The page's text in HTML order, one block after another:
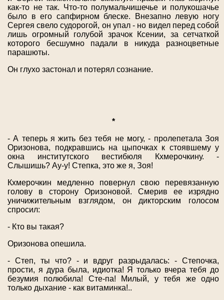
как-то не так. Что-то полумальчишечье и полукошачье
было в его сапфирном блеске. Внезапно левую ногу
Сергея свело судорогой, он упал - но видел перед собой
лишь огромный голубой зрачок Ксении, за сетчаткой
которого бесшумно падали в никуда разноцветные
парашюты.
Он глухо застонал и потерял сознание.
*
- А теперь я жить без тебя не могу, - пролепетала Зоя
Оризонова, подкравшись на цыпочках к стоявшему у
окна институтского вестибюля Кхмерочкину. -
Слышишь? Ау-у! Степка, это же я, Зоя!
Кхмерочкин медленно повернул свою перевязанную
голову в сторону Оризоновой. Смерив ее изрядно
уничижительным взглядом, он дикторским голосом
спросил:
- Кто вы такая?
Оризонова опешила.
- Степ, ты что? - и вдруг разрыдалась: - Степочка,
прости, я дура была, идиотка! Я только вчера тебя до
безумия полюбила! Сте-па! Милый, у тебя же одно
только дыхание - как витаминка!..